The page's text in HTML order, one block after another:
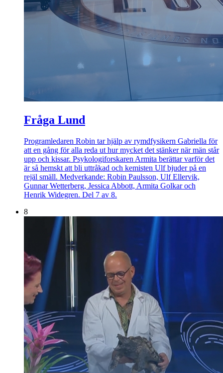
Fråga Lund
Programledaren Robin tar hjälp av rymdfysikern Gabriella för
att en gång för alla reda ut hur mycket det stänker när män står
upp och kissar. Psykologiforskaren Armita berättar varför det
är så hemskt att bli uttråkad och kemisten Ulf bjuder på en
rejäl smäll. Medverkande: Robin Paulsson, Ulf Ellervik,
Gunnar Wetterberg, Jessica Abbott, Armita Golkar och
Henrik Widegren. Del 7 av 8.
8